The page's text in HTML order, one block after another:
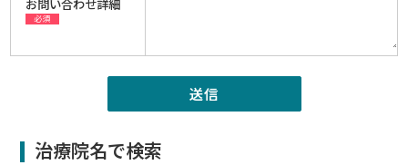
お問い合わせ詳細
必須
治療院名で検索